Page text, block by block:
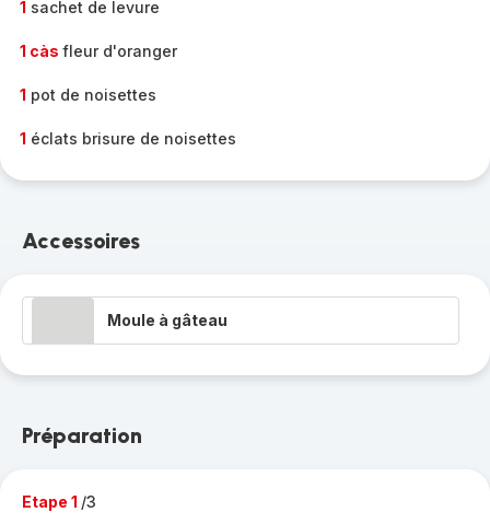
1 sachet de levure
1 càs fleur d'oranger
1 pot de noisettes
1 éclats brisure de noisettes
Accessoires
Moule à gâteau
Préparation
Etape 1 /3